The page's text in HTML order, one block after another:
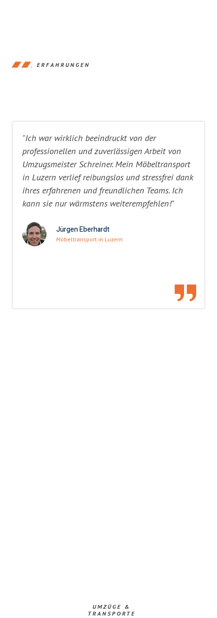
ERFAHRUNGEN
"Ich war wirklich beeindruckt von der
professionellen und zuverlässigen Arbeit von
Umzugsmeister Schreiner. Mein Möbeltransport
in Luzern verlief reibungslos und stressfrei dank
ihres erfahrenen und freundlichen Teams. Ich
kann sie nur wärmstens weiterempfehlen!"
Jürgen Eberhardt
Möbeltransport in Luzern
UMZÜGE &
TRANSPORTE